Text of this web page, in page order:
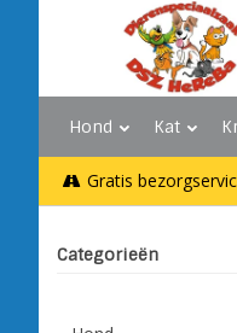
Hond Kat
Gratis
Categorieën